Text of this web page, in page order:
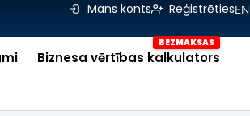
Mans konts ReģistrētiesEN
Biznesa vērtības kalkulators